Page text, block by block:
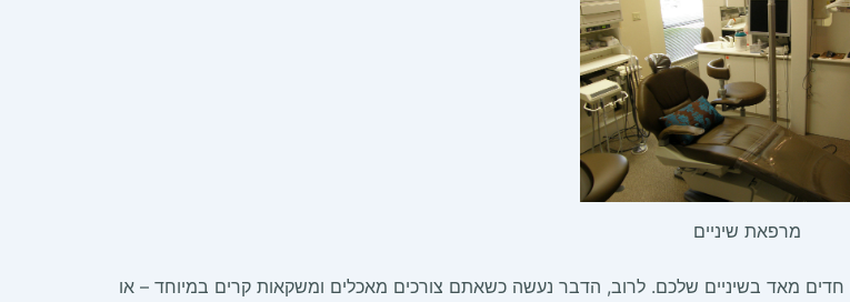
מרפאת שיניים
מאד בשיניים שלכם. לרוב, הדבר נעשה כשאתם צורכים מאכלים ומשקאות קרים במיוחד – או